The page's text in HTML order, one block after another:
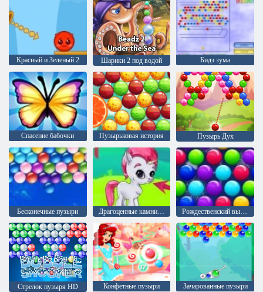
Красный и Зеленый 2 Шарики 2 под водой Бидз зума
Спасение бабочки Пузырьковая история Пузырь Дух
Бесконечные пузыри Драгоценные камни: Пузыри
Стрелок пузыря HD Конфетные пузыри Зачарованные пузыри